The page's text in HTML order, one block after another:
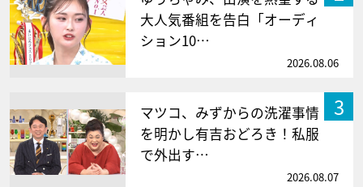
大人気番組を告白「オーディ
ション10…
2026.08.06
3
マツコ、みずからの洗濯事情
を明かし有吉おどろき！私服
で外出す…
2026.08.07